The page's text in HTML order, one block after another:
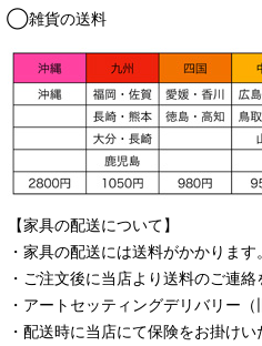
◯雑貨の送料
【家具の配送について】
・家具の配送には送料がかかります。
・ご注文後に当店より送料のご連絡
・ アートセッティングデリバリー
・配送時に当店にて保険をお掛け